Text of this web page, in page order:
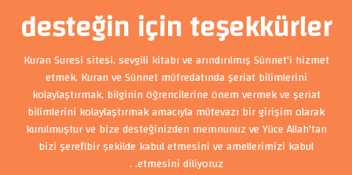
desteğin için teşekkürler
Kuran Suresi sitesi, sevgili kitabı ve arındırılmış Sünnet'i hizmet
etmek, Kuran ve Sünnet müfredatında şeriat bilimlerini
kolaylaştırmak, bilginin öğrencilerine önem vermek ve şeriat
bilimlerini kolaylaştırmak amacıyla mütevazı bir girişim olarak
kurulmuştur ve bize desteğinizden memnunuz ve Yüce Allah'tan
bizi şerefli bir şekilde kabul etmesini ve amellerimizi kabul
etmesini diliyoruz. .